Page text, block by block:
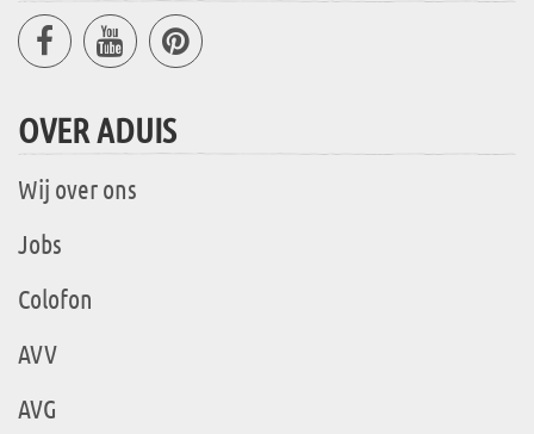
OVER ADUIS
Wij over ons
Jobs
Colofon
AVV
AVG